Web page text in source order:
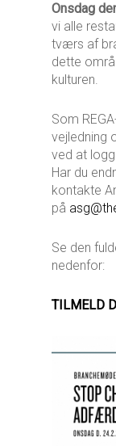
Onsdag
vi alle
tværs af
dette
kulturen.
Som
vejledning
ved at
Har du
kontakte
på
Se den
nedenfor:
TILMELD